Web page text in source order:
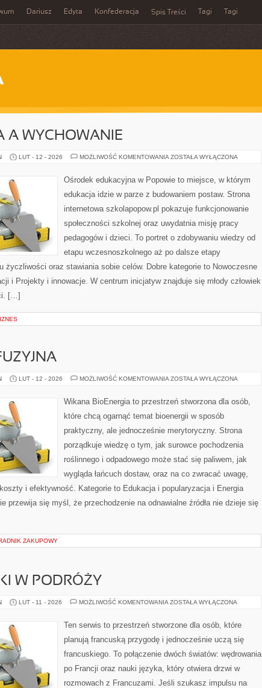
Dariusz Edyta Konfederacja Spis Treści Tagi Tagi
A WYCHOWANIE
LUT - 12 - 2026 MOŻLIWOŚĆ KOMENTOWANIA EDUKACJA
ZOSTAŁA WYŁĄCZONA
Ośrodek edukacyjna w Popowie to miejsce, w którym
edukacja idzie w parze z budowaniem postaw. Strona
internetowa szkolapopow.pl pokazuje funkcjonowanie
społeczności szkolnej oraz uwydatnia misję pracy
pedagogów i dzieci. To portret o zdobywaniu wiedzy od
etapu wczesnoszkolnego aż po dalsze etapy
życzliwości oraz stawiania sobie celów. Dobre kategorie to Nowoczesne
i Projekty i innowacje. W centrum inicjatyw znajduje się młody człowiek
[…]
LUT - 12 - 2026 MOŻLIWOŚĆ KOMENTOWANIA ENERGIA
ZOSTAŁA WYŁĄCZONA
Wikana BioEnergia to przestrzeń stworzona dla osób,
które chcą ogarnąć temat bioenergii w sposób
praktyczny, ale jednocześnie merytoryczny. Strona
porządkuje wiedzę o tym, jak surowce pochodzenia
roślinnego i odpadowego może stać się paliwem, jak
wygląda łańcuch dostaw, oraz na co zwracać uwagę,
i efektywność. Kategorie to Edukacja i popularyzacja i Energia
przewija się myśl, że przechodzenie na odnawialne źródła nie dzieje się
ZAKUPOWY
W PODRÓŻY
LUT - 11 - 2026 MOŻLIWOŚĆ KOMENTOWANIA FRANCUSKI
ZOSTAŁA WYŁĄCZONA
Ten serwis to przestrzeń stworzone dla osób, które
planują francuską przygodę i jednocześnie uczą się
francuskiego. To połączenie dwóch światów: wędrowania
po Francji oraz nauki języka, który otwiera drzwi w
rozmowach z Francuzami. Jeśli szukasz impulsu na